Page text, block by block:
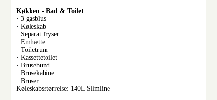
Køkken - Bad & Toilet
· 3 gasblus
· Køleskab
· Separat fryser
· Emhætte
· Toiletrum
· Kassettetoilet
· Brusebund
· Brusekabine
· Bruser
Køleskabsstørrelse: 140L Slimline